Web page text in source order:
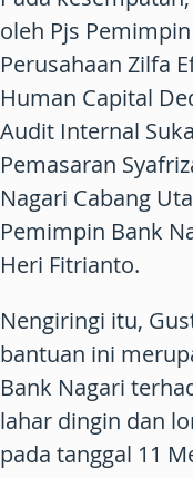
oleh Pjs
Perusahaan Zilfa
Human Capital
Audit Internal
Pemasaran
Nagari Cabang
Pemimpin Bank
Heri Fitrianto.
Nengiringi itu,
bantuan ini
Bank Nagari
lahar dingin dan
pada tanggal 11